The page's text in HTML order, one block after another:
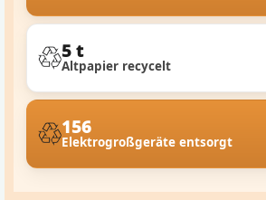
5 t
Altpapier recycelt
156
Elektrogroßgeräte entsorgt